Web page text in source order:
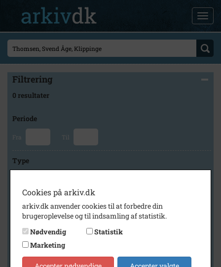
Filtrering
0 resultater
Periode
Fra Til
Type
Arkiv
Stevns Lokalhistoriske Arkiv
Cookies på arkiv.dk
arkiv.dk anvender cookies til at forbedre din
brugeroplevelse og til indsamling af statistik.
Nødvendig
Statistik
Marketing